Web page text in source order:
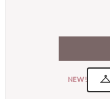
NEW!